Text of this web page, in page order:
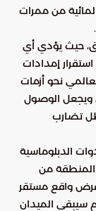
من ممرات
حيث يؤدي أي
إمدادات
نحو أزمات
ويجعل الوصول
ظل تضارب
الدبلوماسية
المنطقة من
واقع مستقر
سيبقى الميدان